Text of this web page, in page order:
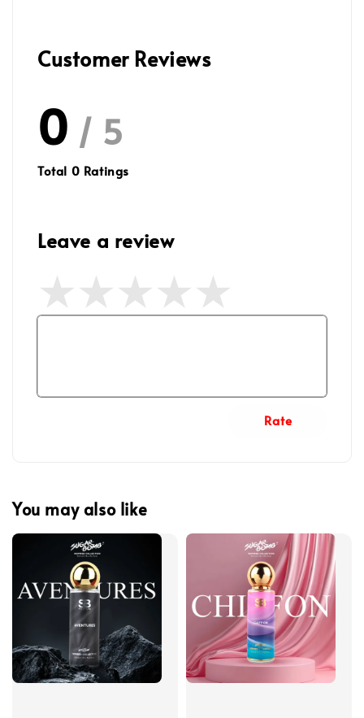
Customer Reviews
0 / 5
Total 0 Ratings
Leave a review
Rate
You may also like